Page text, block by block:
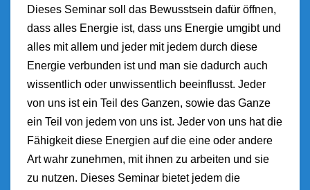
Dieses Seminar soll das Bewusstsein dafür öffnen,
dass alles Energie ist, dass uns Energie umgibt und
alles mit allem und jeder mit jedem durch diese
Energie verbunden ist und man sie dadurch auch
wissentlich oder unwissentlich beeinflusst. Jeder
von uns ist ein Teil des Ganzen, sowie das Ganze
ein Teil von jedem von uns ist. Jeder von uns hat die
Fähigkeit diese Energien auf die eine oder andere
Art wahr zunehmen, mit ihnen zu arbeiten und sie
zu nutzen. Dieses Seminar bietet jedem die